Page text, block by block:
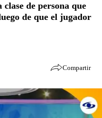
de persona que
de que el jugador
Compartir